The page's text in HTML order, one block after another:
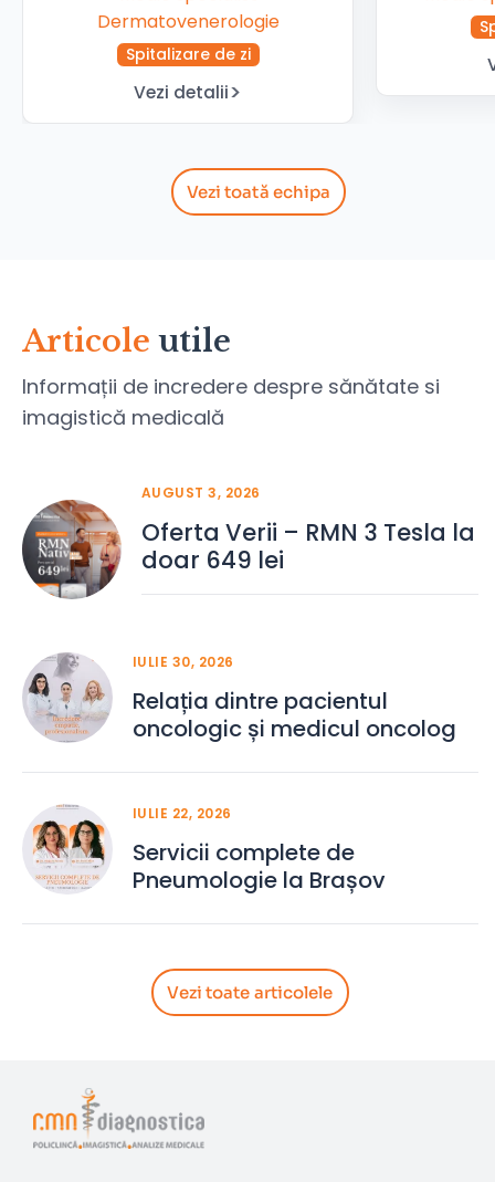
Dermatovenerologie
Spitalizare de zi
Vezi detalii
Vezi toată echipa
Articole utile
Informații de incredere despre sănătate si
imagistică medicală
AUGUST 3, 2026
Oferta Verii – RMN 3 Tesla la
doar 649 lei
IULIE 30, 2026
Relația dintre pacientul
oncologic și medicul oncolog
IULIE 22, 2026
Servicii complete de
Pneumologie la Brașov
Vezi toate articolele